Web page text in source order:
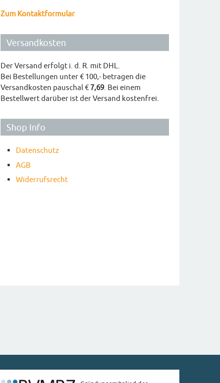
Zum Kontaktformular
Versandkosten
Der Versand erfolgt i. d. R. mit DHL.
Bei Bestellungen unter € 100,- betragen die
Versandkosten pauschal € 7,69. Bei einem
Bestellwert darüber ist der Versand kostenfrei.
Shop Info
Datenschutz
AGB
Widerrufsrecht